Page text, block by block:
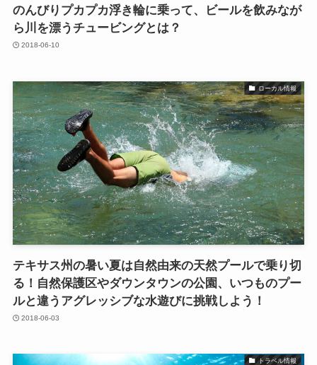
のんびりプカプカ浮き輪に乗って、ビールを飲みなが
ら川を漂うチュービングとは？
2018-06-10
ローカル情報
テキサス州の暑い夏は自然由来の天然プールで乗り切
る！自然保護区やダウンタウンの公園、いつものプー
ルと違うアグレッシブな水遊びに挑戦しよう！
2018-06-03
トラベル情報